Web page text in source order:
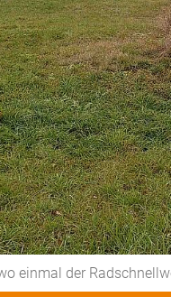
einmal der